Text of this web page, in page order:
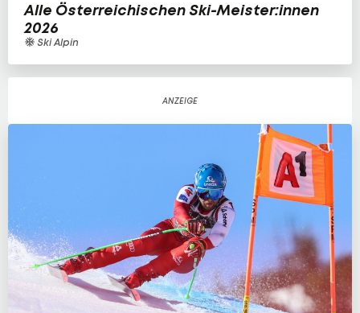
Alle Österreichischen Ski-Meister:innen
2026
Ski Alpin